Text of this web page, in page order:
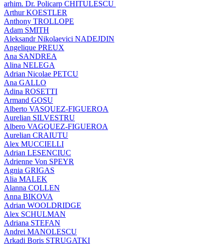
arhim. Dr. Policarp CHITULESCU
Arthur KOESTLER
Anthony TROLLOPE
Adam SMITH
Aleksandr Nikolaevici NADEJDIN
Angelique PREUX
Ana SANDREA
Alina NELEGA
Adrian Nicolae PETCU
Ana GALLO
Adina ROSETTI
Armand GOSU
Alberto VASQUEZ-FIGUEROA
Aurelian SILVESTRU
Albero VAGQUEZ-FIGUEROA
Aurelian CRAIUTU
Alex MUCCIELLI
Adrian LESENCIUC
Adrienne Von SPEYR
Agnia GRIGAS
Alia MALEK
Alanna COLLEN
Anna BIKOVA
Adrian WOOLDRIDGE
Alex SCHULMAN
Adriana STEFAN
Andrei MANOLESCU
Arkadi Boris STRUGATKI